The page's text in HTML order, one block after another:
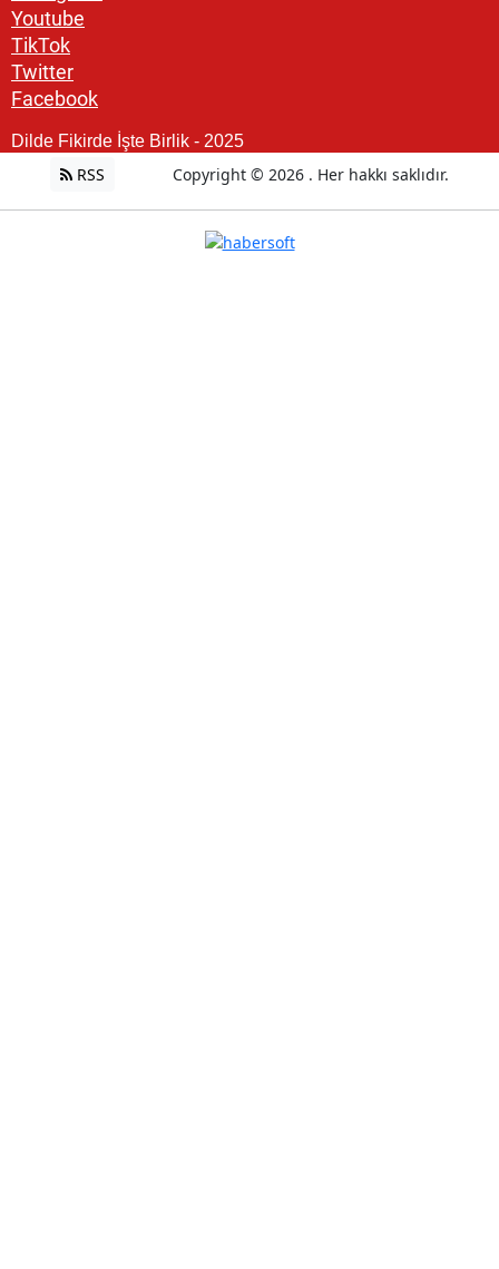
Youtube
TikTok
Twitter
Facebook
Dilde Fikirde İşte Birlik - 2025
RSS Copyright © 2026 . Her hakkı saklıdır.